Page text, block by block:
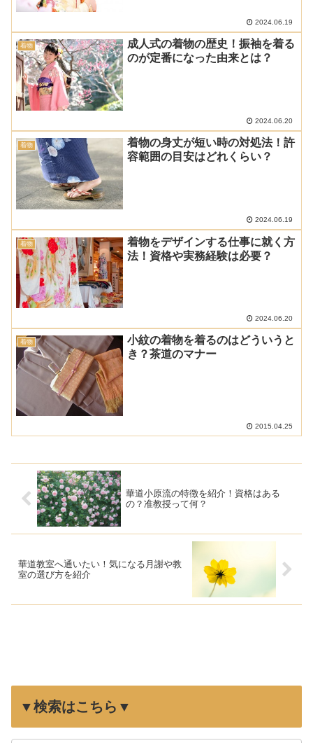
2024.06.19
着物
成人式の着物の歴史！振袖を着る
のが定番になった由来とは？
2024.06.20
着物
着物の身丈が短い時の対処法！許
容範囲の目安はどれくらい？
2024.06.19
着物
着物をデザインする仕事に就く方
法！資格や実務経験は必要？
2024.06.20
着物
小紋の着物を着るのはどういうと
き？茶道のマナー
2015.04.25
華道小原流の特徴を紹介！資格はある
の？准教授って何？
華道教室へ通いたい！気になる月謝や教
室の選び方を紹介
▼検索はこちら▼